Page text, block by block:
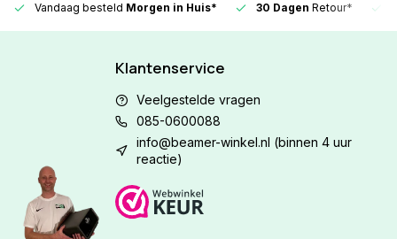
Vandaag besteld Morgen in Huis* 30 Dagen Retour*
Klantenservice
Veelgestelde vragen
085-0600088
info@beamer-winkel.nl (binnen 4 uur
reactie)